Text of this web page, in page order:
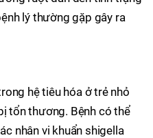
lý thường gặp gây ra
hệ tiêu hóa ở trẻ nhỏ
tổn thương. Bệnh có thể
nhân vi khuẩn shigella